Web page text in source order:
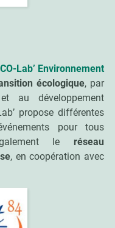
Lab’ Environnement
écologique, par
et au développement
propose différentes
pour tous
le réseau
, en coopération avec